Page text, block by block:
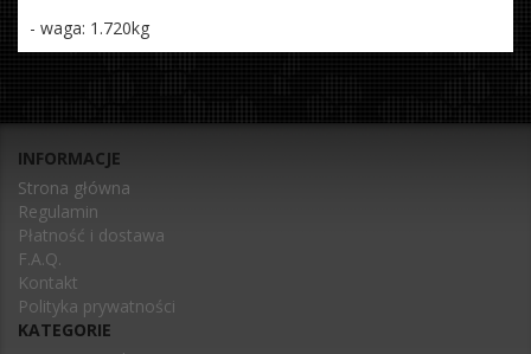
- waga: 1.720kg
INFORMACJE
Strona główna
Regulamin
Płatność i dostawa
F.A.Q.
Kontakt
Polityka prywatności
KATEGORIE